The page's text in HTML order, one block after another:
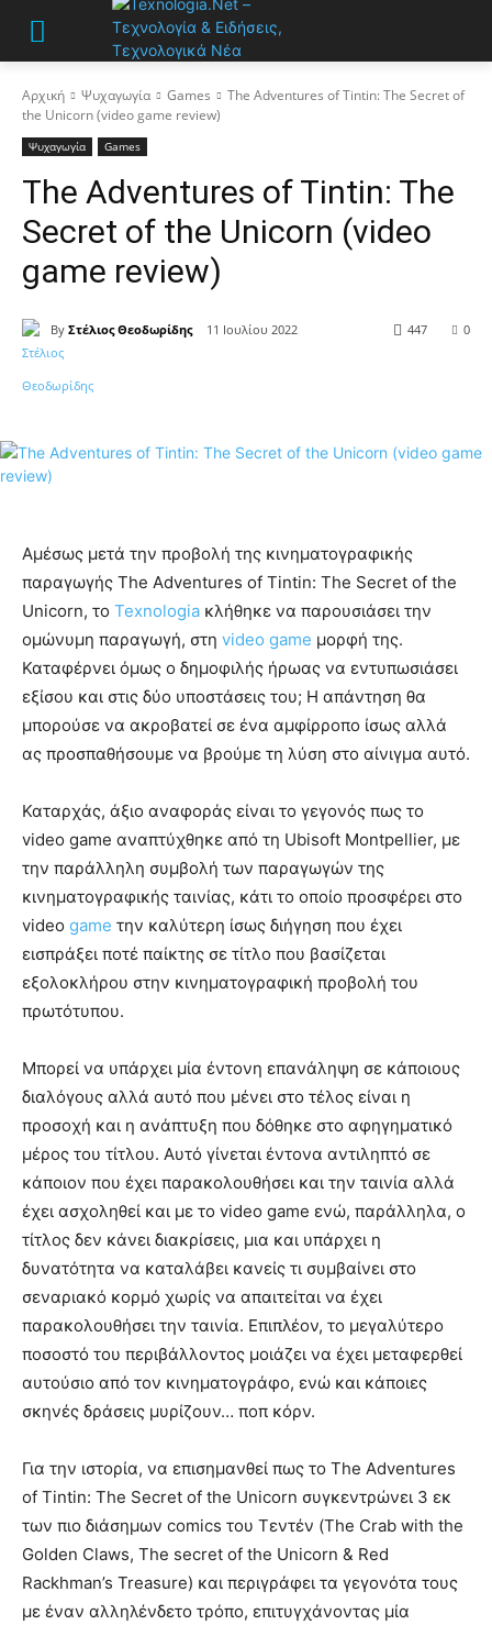
Αρχική Ψυχαγωγία Games
The Adventures of Tintin: The Secret of
the Unicorn (video game review)
Ψυχαγωγία Games
The Adventures of Tintin: The
Secret of the Unicorn (video
game review)
By Στέλιος Θεοδωρίδης 11 Ιουλίου 2022 0
447
Αμέσως μετά την προβολή της κινηματογραφικής
παραγωγής The Adventures of Tintin: The Secret of the
Unicorn, το Texnologia κλήθηκε να παρουσιάσει την
ομώνυμη παραγωγή, στη video game μορφή της.
Καταφέρνει όμως ο δημοφιλής ήρωας να εντυπωσιάσει
εξίσου και στις δύο υποστάσεις του; Η απάντηση θα
μπορούσε να ακροβατεί σε ένα αμφίρροπο ίσως αλλά
ας προσπαθήσουμε να βρούμε τη λύση στο αίνιγμα αυτό.
Καταρχάς, άξιο αναφοράς είναι το γεγονός πως το
video game αναπτύχθηκε από τη Ubisoft Montpellier, με
την παράλληλη συμβολή των παραγωγών της
κινηματογραφικής ταινίας, κάτι το οποίο προσφέρει στο
video game την καλύτερη ίσως διήγηση που έχει
εισπράξει ποτέ παίκτης σε τίτλο που βασίζεται
εξολοκλήρου στην κινηματογραφική προβολή του
πρωτότυπου.
Μπορεί να υπάρχει μία έντονη επανάληψη σε κάποιους
διαλόγους αλλά αυτό που μένει στο τέλος είναι η
προσοχή και η ανάπτυξη που δόθηκε στο αφηγηματικό
μέρος του τίτλου. Αυτό γίνεται έντονα αντιληπτό σε
κάποιον που έχει παρακολουθήσει και την ταινία αλλά
έχει ασχοληθεί και με το video game ενώ, παράλληλα, ο
τίτλος δεν κάνει διακρίσεις, μια και υπάρχει η
δυνατότητα να καταλάβει κανείς τι συμβαίνει στο
σεναριακό κορμό χωρίς να απαιτείται να έχει
παρακολουθήσει την ταινία. Επιπλέον, το μεγαλύτερο
ποσοστό του περιβάλλοντος μοιάζει να έχει μεταφερθεί
αυτούσιο από τον κινηματογράφο, ενώ και κάποιες
σκηνές δράσεις μυρίζουν… ποπ κόρν.
Για την ιστορία, να επισημανθεί πως το The Adventures
of Tintin: The Secret of the Unicorn συγκεντρώνει 3 εκ
των πιο διάσημων comics του Τεντέν (The Crab with the
Golden Claws, The secret of the Unicorn & Red
Rackhman’s Treasure) και περιγράφει τα γεγονότα τους
με έναν αλληλένδετο τρόπο, επιτυγχάνοντας μία